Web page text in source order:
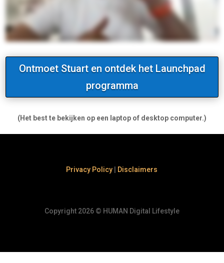
Ontmoet Stuart en ontdek het Launchpad
programma
(Het best te bekijken op een laptop of desktop computer.)
Privacy Policy Disclaimers
Copyright 2026 © HUMAN Digital Lifestyle